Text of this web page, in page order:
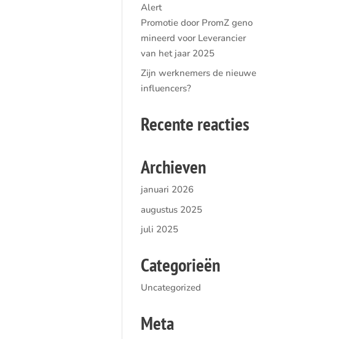
Alert
Promotie door PromZ geno
mineerd voor Leverancier
van het jaar 2025
Zijn werknemers de nieuwe
influencers?
Recente reacties
Archieven
januari 2026
augustus 2025
juli 2025
Categorieën
Uncategorized
Meta